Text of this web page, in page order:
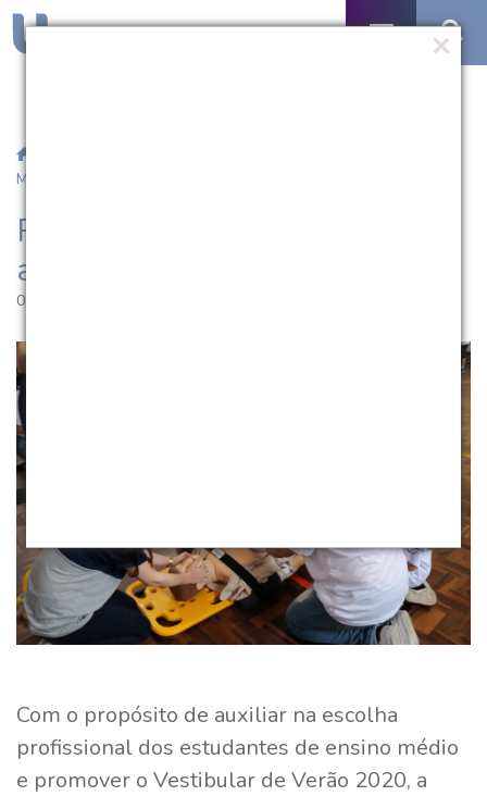
Mônica
Projeto UCPel Itinerante visita
a Escola Santa Mônica
08.08.2019 | 16:18
Com o propósito de auxiliar na escolha
profissional dos estudantes de ensino médio
e promover o Vestibular de Verão 2020, a